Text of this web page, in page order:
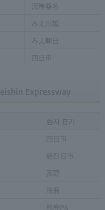
湾岸桑名
みえ川越
みえ朝日
四日市
Expressway
四日市
新四日市
菰野
鈴鹿
鈴鹿PA